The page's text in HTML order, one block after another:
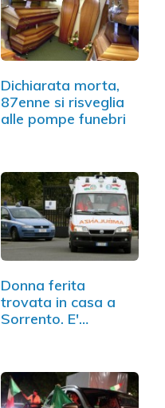
Dichiarata morta,
87enne si risveglia
alle pompe funebri
Donna ferita
trovata in casa a
Sorrento. E'